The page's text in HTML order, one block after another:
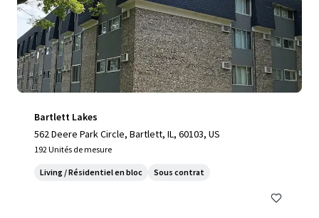
Bartlett Lakes
562 Deere Park Circle, Bartlett, IL, 60103, US
192 Unités de mesure
Living / Résidentiel en bloc Sous contrat